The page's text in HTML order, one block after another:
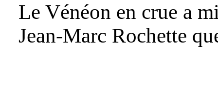
Le Vénéon en crue a
Jean-Marc Rochette